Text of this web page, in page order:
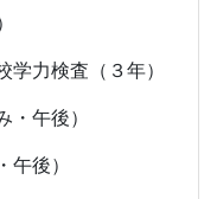
力検査（３年）
午後）
後）